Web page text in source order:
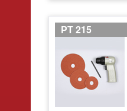
PT 215